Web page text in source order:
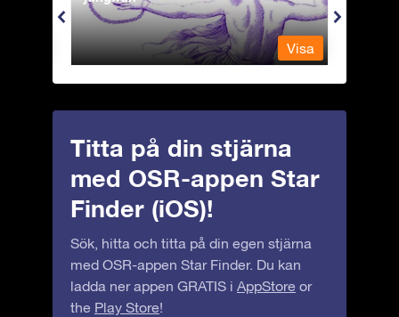
Visa
Titta på din stjärna
med OSR-appen Star
Finder (iOS)!
Sök, hitta och titta på din egen stjärna
med OSR-appen Star Finder. Du kan
ladda ner appen GRATIS i AppStore or
the Play Store!